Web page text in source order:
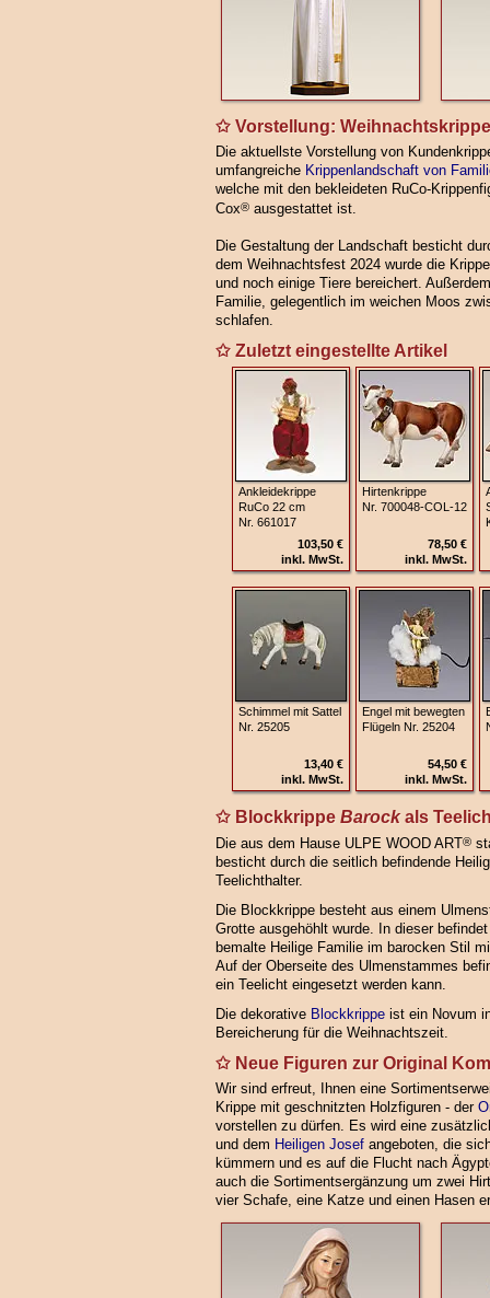
Vorstellung:
Die aktuellste Vorstellung von
umfangreiche Krippenlandschaft von
welche mit den bekleideten RuCo-
Cox® ausgestattet ist.
Die Gestaltung der Landschaft besticht
dem Weihnachtsfest 2024 wurde die
und noch einige Tiere bereichert.
Familie, gelegentlich im weichen Moos
schlafen.
Zuletzt eingestellte Artikel
Ankleidekrippe
RuCo 22 cm
Nr. 661017
103,50 €
inkl. MwSt.
Hirtenkrippe
Nr. 700048‑COL‑12
78,50 €
inkl. MwSt.
Schimmel mit Sattel
Nr. 25205
13,40 €
inkl. MwSt.
Engel mit bewegten
Flügeln Nr. 25204
54,50 €
inkl. MwSt.
Blockkrippe Barockals
Die aus dem Hause ULPE WOOD ART®
besticht durch die seitlich befindende
Teelichthalter.
Die Blockkrippe besteht aus einem
Grotte ausgehöhlt wurde. In dieser
bemalte Heilige Familie im barocken Stil
Auf der Oberseite des Ulmenstammes
ein Teelicht eingesetzt werden kann.
Die dekorative Blockkrippe ist ein Novum
Bereicherung für die Weihnachtszeit.
Neue Figuren zur Original
Wir sind erfreut, Ihnen eine
Krippe mit geschnitzten Holzfiguren - der
vorstellen zu dürfen. Es wird eine
und dem Heiligen Josef angeboten, die
kümmern und es auf die Flucht nach
auch die Sortimentsergänzung um zwei
vier Schafe, eine Katze und einen Hasen